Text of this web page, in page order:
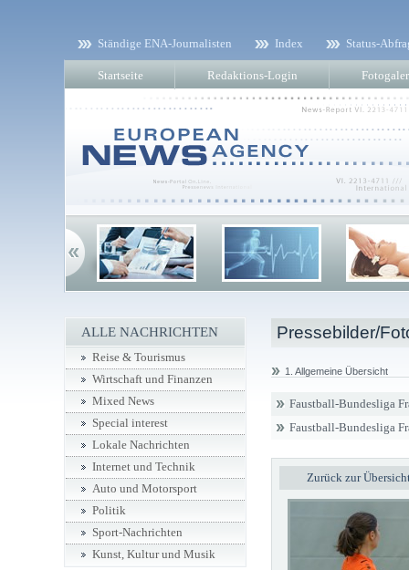
Ständige ENA-Journalisten Index Status-
Startseite Redaktions-Login
Pressebilder/
1. Allgemeine Übersicht
Faustball-Bundesliga
Faustball-Bundesliga
Zurück zur
ALLE NACHRICHTEN
Reise & Tourismus
Wirtschaft und Finanzen
Mixed News
Special interest
Lokale Nachrichten
Internet und Technik
Auto und Motorsport
Politik
Sport-Nachrichten
Kunst, Kultur und Musik